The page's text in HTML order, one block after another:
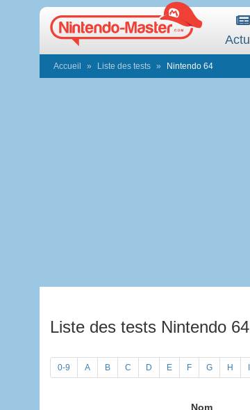
Actu
Accueil Liste des tests Nintendo 64
Liste des tests Nintendo 64
0-9 A B C D E F G H
Nom